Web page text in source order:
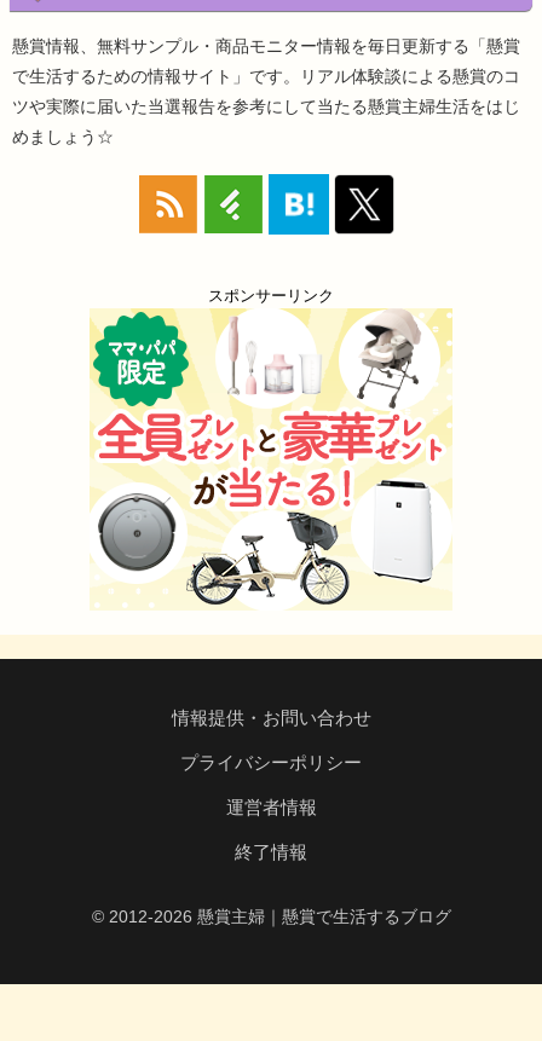
懸賞情報、無料サンプル・商品モニター情報を毎日更新する「懸賞
で生活するための情報サイト」です。リアル体験談による懸賞のコ
ツや実際に届いた当選報告を参考にして当たる懸賞主婦生活をはじ
めましょう☆
スポンサーリンク
情報提供・お問い合わせ
プライバシーポリシー
運営者情報
終了情報
© 2012-2026 懸賞主婦｜懸賞で生活するブログ